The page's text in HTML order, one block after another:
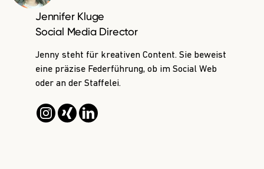
Jennifer Kluge
Social Media Director
Jenny steht für kreativen Content. Sie beweist
eine präzise Federführung, ob im Social Web
oder an der Staffelei.